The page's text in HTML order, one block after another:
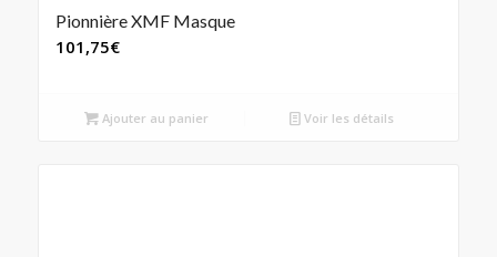
Pionnière XMF Masque
101,75€
Ajouter au panier Voir les détails